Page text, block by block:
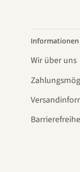
Informationen
Wir über uns